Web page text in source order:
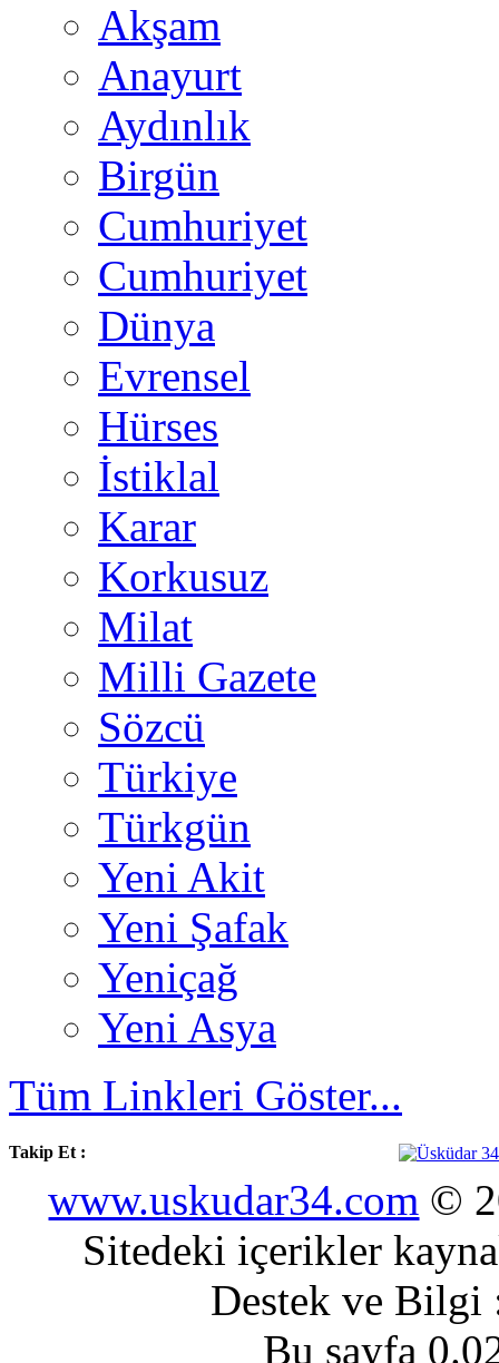
Akşam
Anayurt
Aydınlık
Birgün
Cumhuriyet
Cumhuriyet
Dünya
Evrensel
Hürses
İstiklal
Karar
Korkusuz
Milat
Milli Gazete
Sözcü
Türkiye
Türkgün
Yeni Akit
Yeni Şafak
Yeniçağ
Yeni Asya
Tüm Linkleri Göster...
Takip Et :
www.uskudar34.com ©
Sitedeki içerikler
Destek ve
Bu sayfa